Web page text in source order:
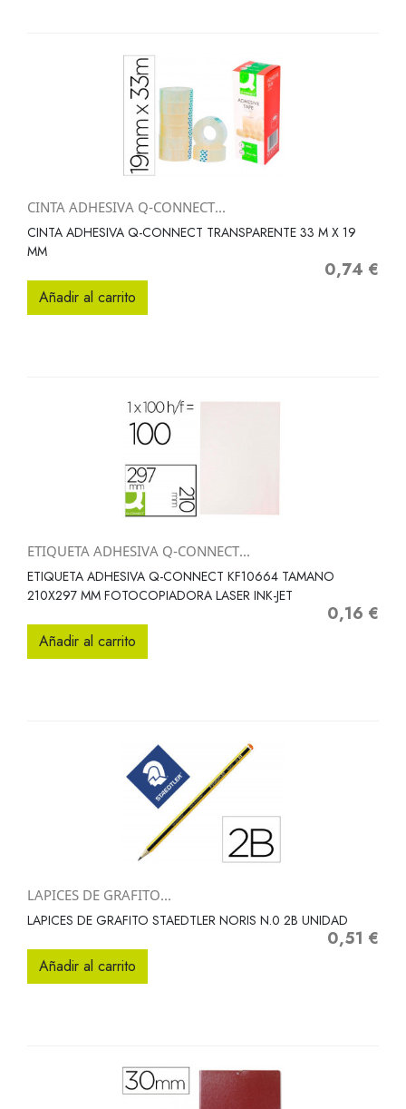
CINTA ADHESIVA Q-CONNECT...
CINTA ADHESIVA Q-CONNECT TRANSPARENTE 33 M X 19
MM
Precio
0,74 €
Añadir al carrito
ETIQUETA ADHESIVA Q-CONNECT...
ETIQUETA ADHESIVA Q-CONNECT KF10664 TAMANO
210X297 MM FOTOCOPIADORA LASER INK-JET
Precio
0,16 €
Añadir al carrito
LAPICES DE GRAFITO...
LAPICES DE GRAFITO STAEDTLER NORIS N.0 2B UNIDAD
Precio
0,51 €
Añadir al carrito